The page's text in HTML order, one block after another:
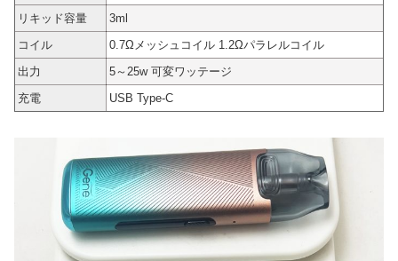
リキッド容量
3ml
コイル
0.7Ωメッシュコイル 1.2Ωパラレルコイル
出力
5～25w 可変ワッテージ
充電
USB Type-C